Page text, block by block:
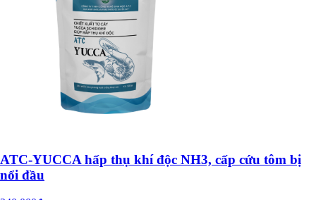
ATC-YUCCA hấp thụ khí độc NH3, cấp cứu tôm bị
nổi đầu